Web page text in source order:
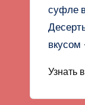
суфле
Узнать